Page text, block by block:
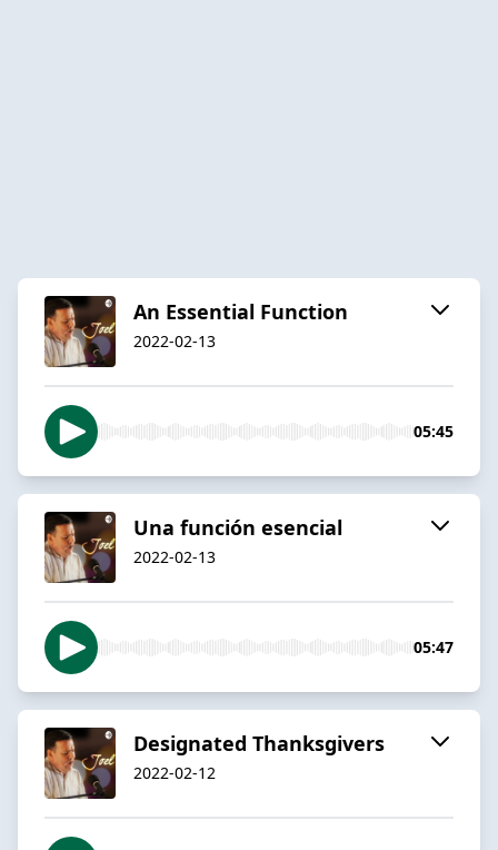
An Essential Function
2022-02-13
05:45
Una función esencial
2022-02-13
05:47
Designated Thanksgivers
2022-02-12